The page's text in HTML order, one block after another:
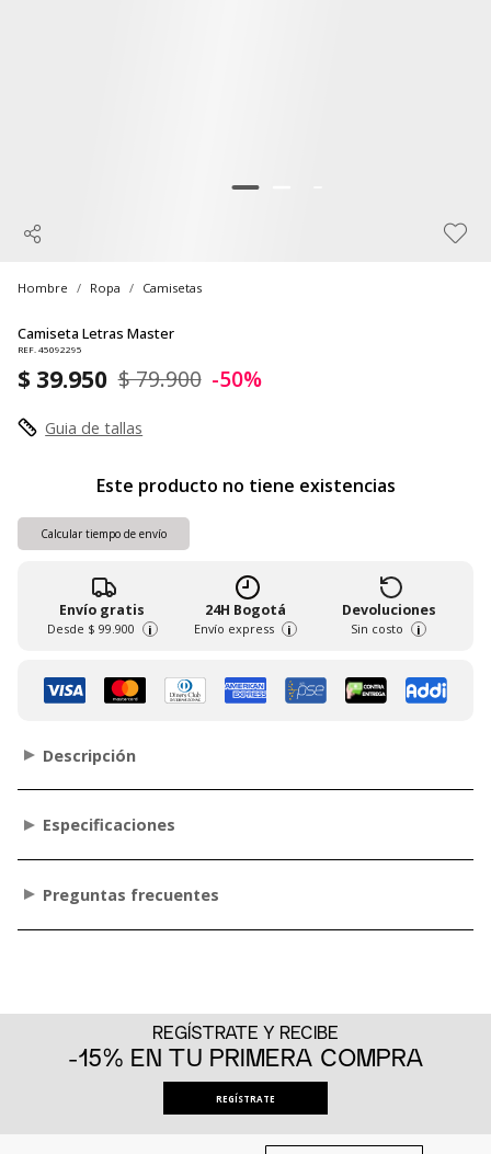
Hombre Ropa Camisetas
Camiseta Letras Master
REF. 45092295
$ 39.950 $ 79.900 -50%
Guia de tallas
Este producto no tiene existencias
Calcular tiempo de envío
Envío gratis
Desde $ 99.900 i
24H Bogotá
Envío express i
Devoluciones
Sin costo i
Descripción
Especificaciones
Preguntas frecuentes
REGÍSTRATE Y RECIBE
-15% EN TU PRIMERA COMPRA
REGÍSTRATE